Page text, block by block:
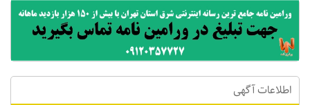
اطلاعات آگهی